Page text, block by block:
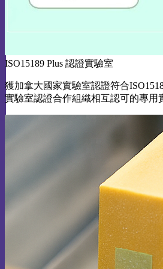
ISO15189 Plus 認證實驗室
獲加拿大國家實驗室認證符合
實驗室認證合作組織相互認可的專用